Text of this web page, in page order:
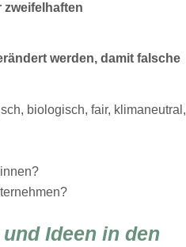
zweifelhaften
werden, damit falsche
biologisch, fair, klimaneutral,
Ideen in den